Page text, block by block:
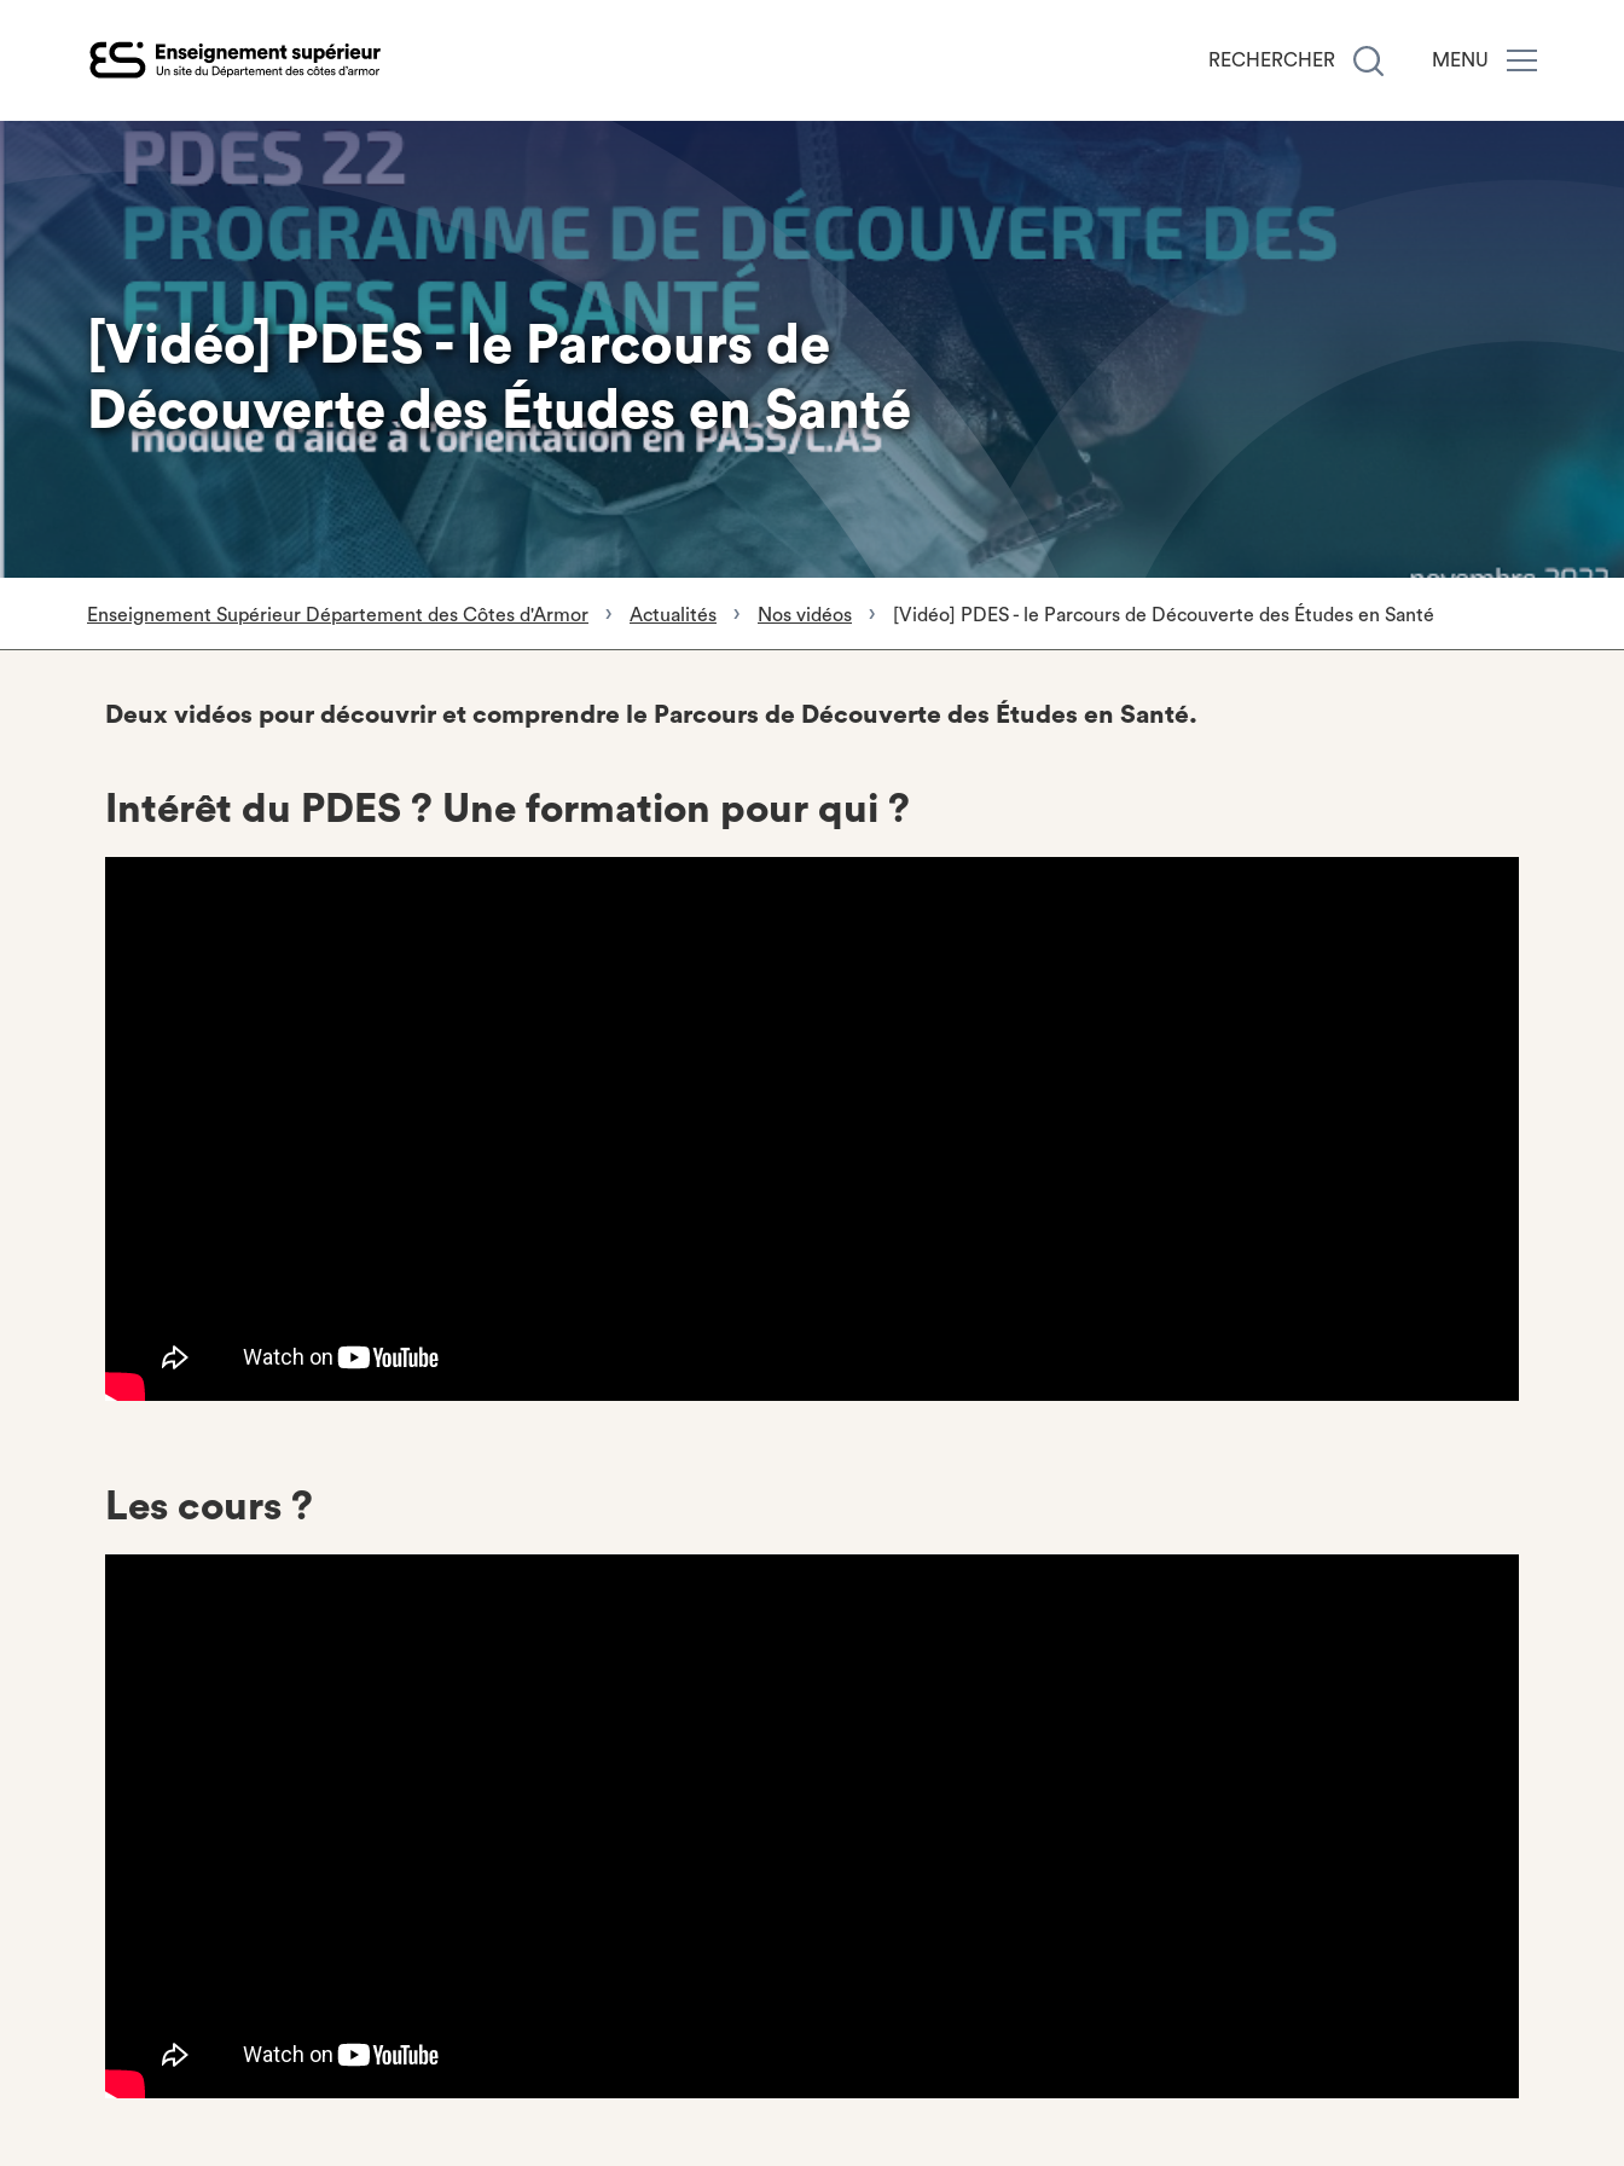
contenu
principal
RECHERCHER MENU
[Vidéo] PDES - le Parcours de
Découverte des Études en Santé
Enseignement Supérieur Département des Côtes d'Armor Actualités Nos vidéos [Vidéo] PDES - le Parcours de Découverte des Études en Santé
Deux vidéos pour découvrir et comprendre le Parcours de Découverte des Études en Santé.
Intérêt du PDES ? Une formation pour qui ?
Les cours ?